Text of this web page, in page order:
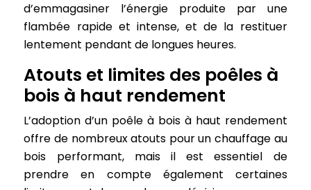
d’emmagasiner l’énergie produite par une
flambée rapide et intense, et de la restituer
lentement pendant de longues heures.
Atouts et limites des poêles à
bois à haut rendement
L’adoption d’un poêle à bois à haut rendement
offre de nombreux atouts pour un chauffage au
bois performant, mais il est essentiel de
prendre en compte également certaines